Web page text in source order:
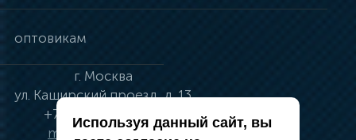
оптовикам
г. Москва
ул. Каширский проезд, д. 13
+7 (495) 134-41-83
moskva@vincci.ru
Используя данный сайт, вы